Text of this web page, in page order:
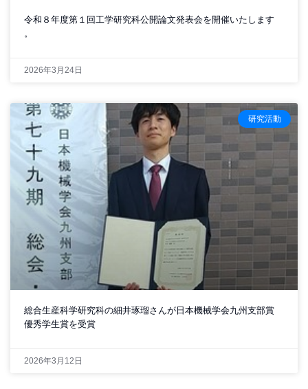
令和８年度第１回工学研究科公開論文発表会を開催いたします
。
2026年3月24日
研究活動
総合生産科学研究科の細井琢瑠さんが日本機械学会九州支部賞
優秀学生賞を受賞
2026年3月12日